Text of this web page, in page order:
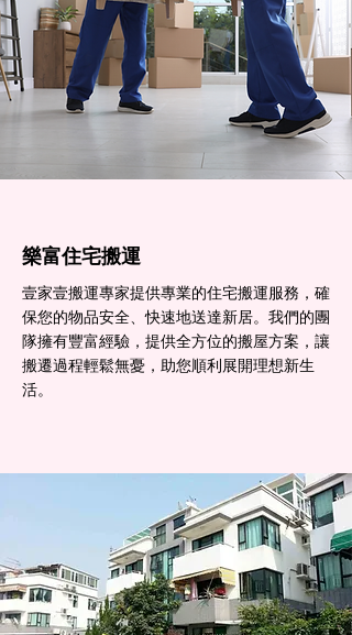
樂富住宅搬運
壹家壹搬運專家提供專業的住宅搬運服務，確
保您的物品安全、快速地送達新居。我們的團
隊擁有豐富經驗，提供全方位的搬屋方案，讓
搬遷過程輕鬆無憂，助您順利展開理想新生
活。